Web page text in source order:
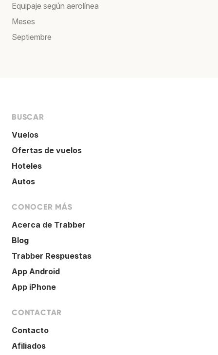
Equipaje según aerolínea
Meses
Septiembre
BUSCAR
Vuelos
Ofertas de vuelos
Hoteles
Autos
CONOCER MÁS
Acerca de Trabber
Blog
Trabber Respuestas
App Android
App iPhone
CONTACTAR
Contacto
Afiliados